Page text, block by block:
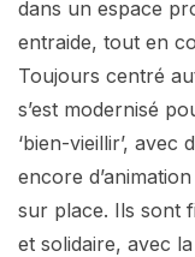
dans un espace
entraide, tout en
Toujours centré
s’est modernisé
‘bien-vieillir’, avec
encore
sur place. Ils sont
et solidaire, avec